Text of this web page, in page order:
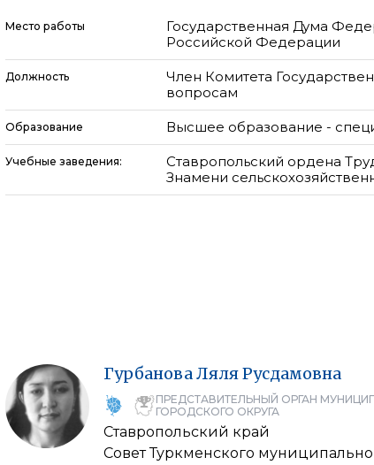
Место работы
Государственная Дума
Российской Федерации
Должность
Член Комитета
вопросам
Образование Высшее образование -
Учебные заведения:
Ставропольский ордена
Знамени
ГурбановаЛяляРусдамовна
ПРЕДСТАВИТЕЛЬНЫЙ ОРГАН
ГОРОДСКОГО ОКРУГА
Ставропольский край
Совет Туркменского